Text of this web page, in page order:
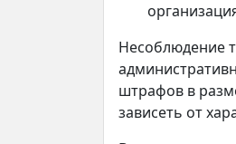
Несоблюдение
штрафов в
зависеть от